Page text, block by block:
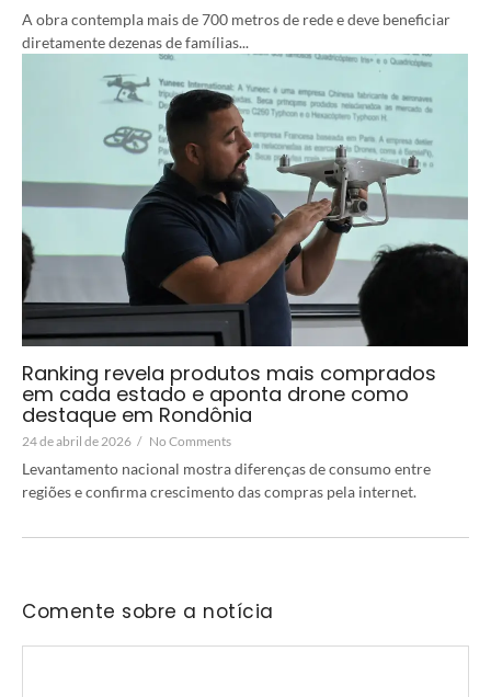
A obra contempla mais de 700 metros de rede e deve beneficiar
diretamente dezenas de famílias...
Ranking revela produtos mais comprados
em cada estado e aponta drone como
destaque em Rondônia
24 de abril de 2026 / No Comments
Levantamento nacional mostra diferenças de consumo entre
regiões e confirma crescimento das compras pela internet.
Comente sobre a notícia